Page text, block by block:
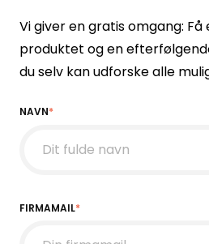
Vi giver en gratis omgang:
produktet og en
du selv kan udforske alle
NAVN*
FIRMAMAIL*